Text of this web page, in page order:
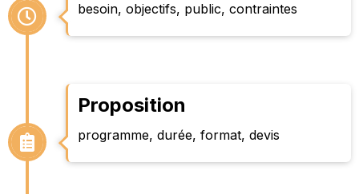
besoin, objectifs, public, contraintes
Proposition
programme, durée, format, devis